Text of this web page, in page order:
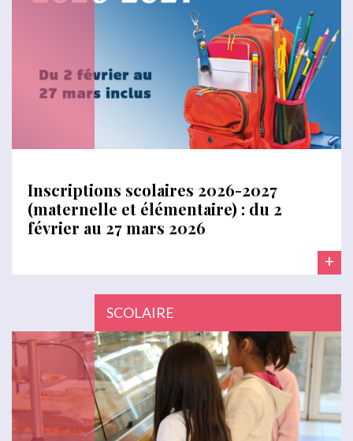
Inscriptions scolaires 2026-2027
(maternelle et élémentaire) : du 2
février au 27 mars 2026
+
SCOLAIRE